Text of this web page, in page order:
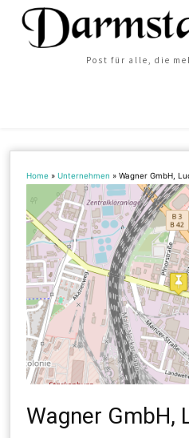
Post für alle, die
Home »Unternehmen »Wagner GmbH,
Wagner GmbH,